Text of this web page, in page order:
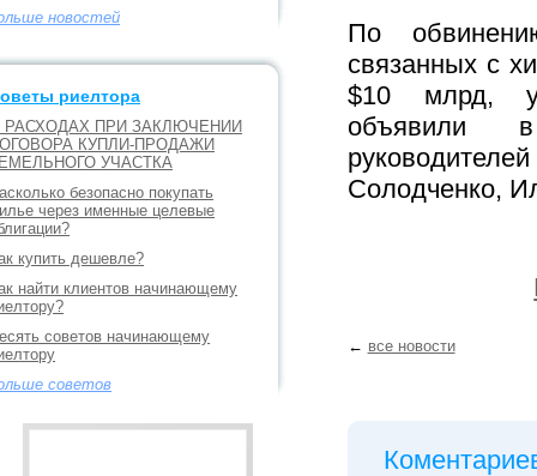
новостей
риелтора
РАСХОДАХ ПРИ ЗАКЛЮЧЕНИИ
КУПЛИ-ПРОДАЖИ
УЧАСТКА
безопасно покупать
через именные целевые
купить дешевле?
найти клиентов начинающему
советов начинающему
советов
По
связанных с
$10 млрд,
объявили
Солодченко,
← все новости